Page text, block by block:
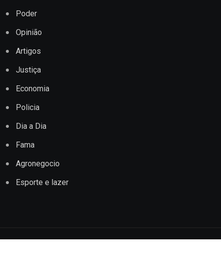
Poder
Opinião
Artigos
Justiça
Economia
Policia
Dia a Dia
Fama
Agronegocio
Esporte e lazer